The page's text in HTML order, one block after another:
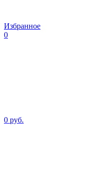
Избранное
0
0 руб.